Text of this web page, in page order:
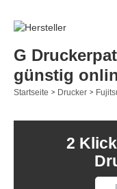
G
günstig
Startseite > Drucker >
2